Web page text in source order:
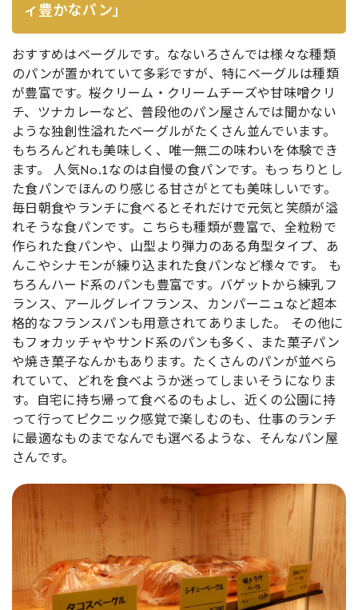
ィ豊かなパン」
おすすめはベーグルです。なないろさんでは様々な種類
のパンが置かれていて多彩ですが、特にベーグルは種類
が豊富です。桜クリーム・クリームチーズや甘味噌クリ
チ、ツナカレーなど、普段他のパン屋さんでは聞かない
ような独創性溢れたベーグルがたくさん並んでいます。
もちろんどれも美味しく、唯一無二の味わいを体験でき
ます。 人気No.1なのは自慢の食パンです。もっちりとし
た食パンでほんのり感じる甘さがとても美味しいです。
毎日朝食やランチに食べるとそれだけで元気と笑顔が溢
れそうな食パンです。こちらも種類が豊富で、全粒粉で
作られた食パンや、山型より弾力のある角型タイプ、あ
んこやシナモンが練り込まれた食パンなど様々です。 も
ちろんハード系のパンも豊富です。バゲットから練乳フ
ランス、アールグレイフランス、カンパーニュなど超本
格的なフランスパンも用意されてありました。 その他に
もフォカッチャやサンド系のパンも多く、また菓子パン
や焼き菓子なんかもあります。たくさんのパンが並べら
れていて、どれを食べようか迷ってしまいそうになりま
す。自宅に持ち帰って食べるのもよし、近くの公園に持
って行ってピクニック感覚で楽しむのも、仕事のランチ
に最適なものまでなんでも選べるような、そんなパン屋
さんです。